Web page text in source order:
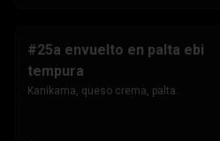
#25a envuelto en palta ebi
tempura
Kanikama, queso crema, palta.